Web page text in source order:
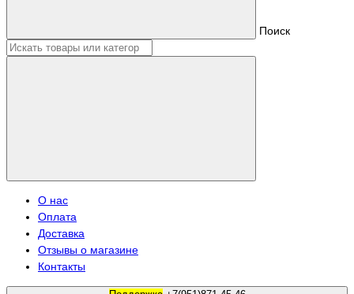
Поиск
О нас
Оплата
Доставка
Отзывы о магазине
Контакты